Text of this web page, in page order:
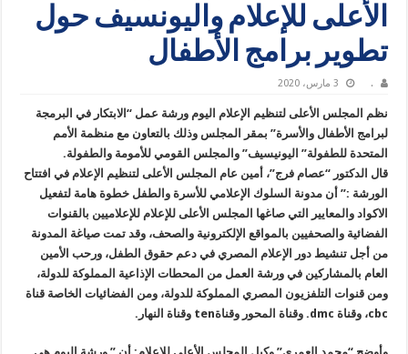
الأعلى للإعلام واليونسيف حول
تطوير برامج الأطفال
. 3 مارس، 2020
نظم المجلس الأعلى لتنظيم الإعلام اليوم ورشة عمل “الابتكار في البرمجة
لبرامج الأطفال والأسرة” بمقر المجلس وذلك بالتعاون مع منظمة الأمم
المتحدة للطفولة” اليونيسيف” والمجلس القومي للأمومة والطفولة.
قال الدكتور “عصام فرج”، أمين عام المجلس الأعلى لتنظيم الإعلام في افتتاح
الورشة :” أن مدونة السلوك الإعلامي للأسرة والطفل خطوة هامة لتفعيل
الاكواد والمعايير التي صاغها المجلس الأعلى للإعلام للإعلاميين بالقنوات
الفضائية والصحفيين بالمواقع الإلكترونية والصحف، وقد تمت صياغة المدونة
من أجل تنشيط دور الإعلام المصري في دعم حقوق الطفل، ورحب الأمين
العام بالمشاركين في ورشة العمل من المحطات الإذاعية المملوكة للدولة،
ومن قنوات التلفزيون المصري المملوكة للدولة، ومن الفضائيات الخاصة قناة
cbc، وقناة dmc. وقناة المحور وقناةten وقناة النهار.